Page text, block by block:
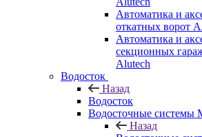
Автоматика и
откатных ворот
Автоматика и
секционных
Alutech
Водосток
Назад
Водосток
Водосточные системы
Назад